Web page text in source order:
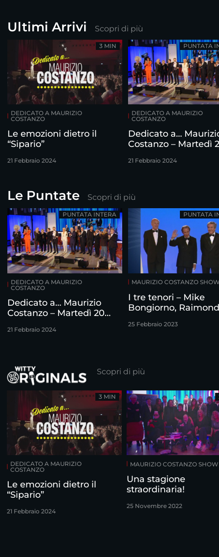
Ultimi Arrivi Scopri di più
DEDICATO A MAURIZIO
COSTANZO
Le emozioni dietro il
“Sipario”
21 Febbraio 2024
3 MIN
DEDICATO A MAURIZIO
COSTANZO
Dedicato a…
Costanzo – Martedì
21 Febbraio 2024
PUNTATA
Le Puntate Scopri di più
DEDICATO A MAURIZIO
COSTANZO
Dedicato a… Maurizio
Costanzo – Martedì 20
21 Febbraio 2024
PUNTATA INTERA
MAURIZIO COSTANZO
I tre tenori – Mike
Bongiorno,
intervistati da
25 Febbraio 2023
PUNTATA
Scopri di più
DEDICATO A MAURIZIO
COSTANZO
Le emozioni dietro il
“Sipario”
21 Febbraio 2024
3 MIN
MAURIZIO COSTANZO SHOW
Una stagione
straordinaria!
25 Novembre 2022